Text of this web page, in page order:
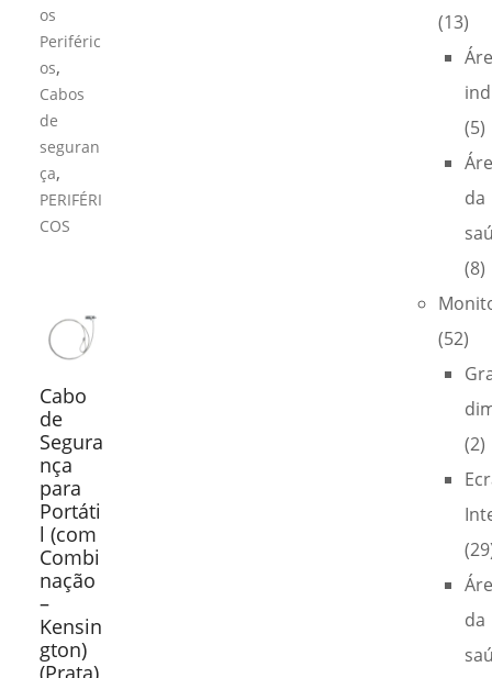
os
Periféric
os,
Cabos
de
seguran
ça,
PERIFÉRI
COS
Cabo
de
Segura
nça
para
Portáti
l (com
Combi
nação
–
Kensin
gton)
(Prata)
(13)
(5)
da
(8)
(52)
(2)
da